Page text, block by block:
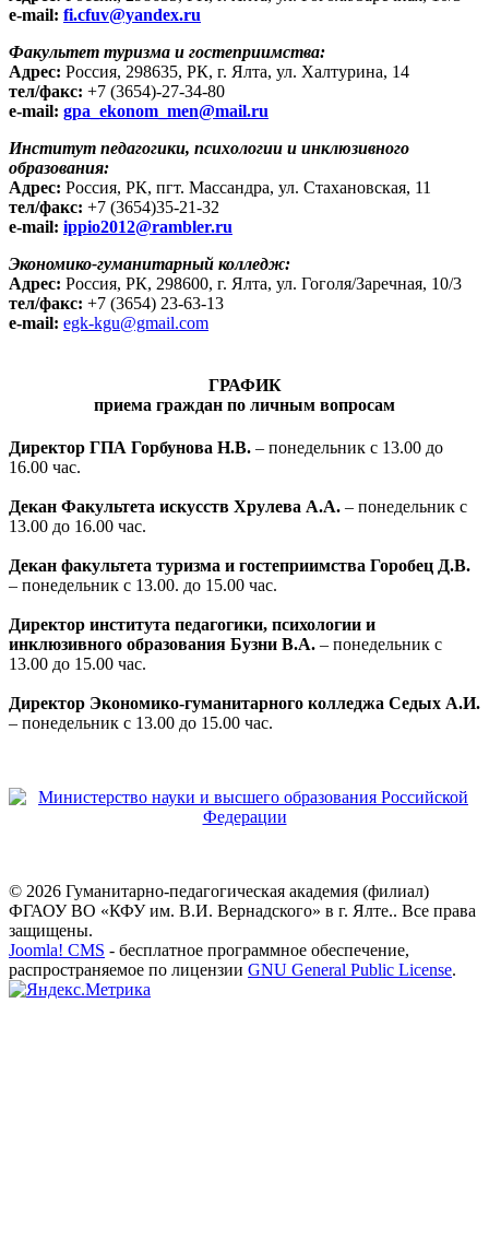
e-mail: fi.cfuv@yandex.ru
Факультет туризма и гостеприимства:
Адрес: Россия, 298635, РК, г. Ялта, ул. Халтурина, 14
тел/факс: +7 (3654)-27-34-80
e-mail: gpa_ekonom_men@mail.ru
Институт педагогики, психологии и инклюзивного
образования:
Адрес: Россия, РК, пгт. Массандра, ул. Стахановская, 11
тел/факс: +7 (3654)35-21-32
e-mail: ippio2012@rambler.ru
Экономико-гуманитарный колледж:
Адрес: Россия, РК, 298600, г. Ялта, ул. Гоголя/Заречная, 10/3
тел/факс: +7 (3654) 23-63-13
e-mail: egk-kgu@gmail.com
ГРАФИК
приема граждан по личным вопросам
Директор ГПА Горбунова Н.В. – понедельник с 13.00 до
16.00 час.
Декан Факультета искусств Хрулева А.А. – понедельник с
13.00 до 16.00 час.
Декан факультета туризма и гостеприимства Горобец Д.В.
– понедельник с 13.00. до 15.00 час.
Директор института педагогики, психологии и
инклюзивного образования Бузни В.А. – понедельник с
13.00 до 15.00 час.
Директор Экономико-гуманитарного колледжа Седых А.И.
– понедельник с 13.00 до 15.00 час.
© 2026 Гуманитарно-педагогическая академия (филиал)
ФГАОУ ВО «КФУ им. В.И. Вернадского» в г. Ялте.. Все права
защищены.
Joomla! CMS - бесплатное программное обеспечение,
распространяемое по лицензии GNU General Public License.